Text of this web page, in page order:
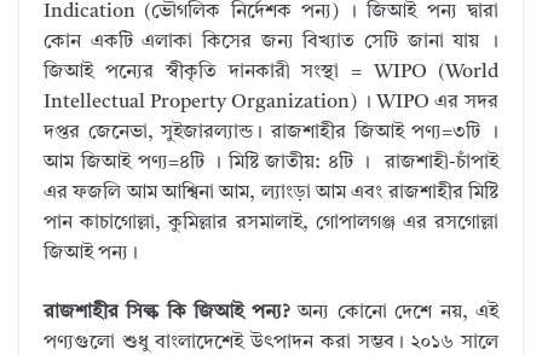
Indication (ভৌগলিক নির্দেশক পন্য) । জিআই পন্য দ্বারা
কোন একটি এলাকা কিসের জন্য বিখ্যাত সেটি জানা যায় ।
জিআই পন্যের স্বীকৃতি দানকারী সংস্থা = WIPO (World
Intellectual Property Organization) । WIPO এর সদর
দপ্তর জেনেভা, সুইজারল্যান্ড। রাজশাহীর জিআই পণ্য=৩টি ।
আম জিআই পণ্য=৪টি । মিষ্টি জাতীয়: ৪টি । রাজশাহী-চাঁপাই
এর ফজলি আম আশ্বিনা আম, ল্যাংড়া আম এবং রাজশাহীর মিষ্টি
পান কাচাগোল্লা, কুমিল্লার রসমালাই, গোপালগঞ্জ এর রসগোল্লা
জিআই পন্য।
রাজশাহীর সিল্ক কি জিআই পন্য?অন্য কোনো দেশে নয়, এই
পণ্যগুলো শুধু বাংলাদেশেই উৎপাদন করা সম্ভব। ২০১৬ সালে